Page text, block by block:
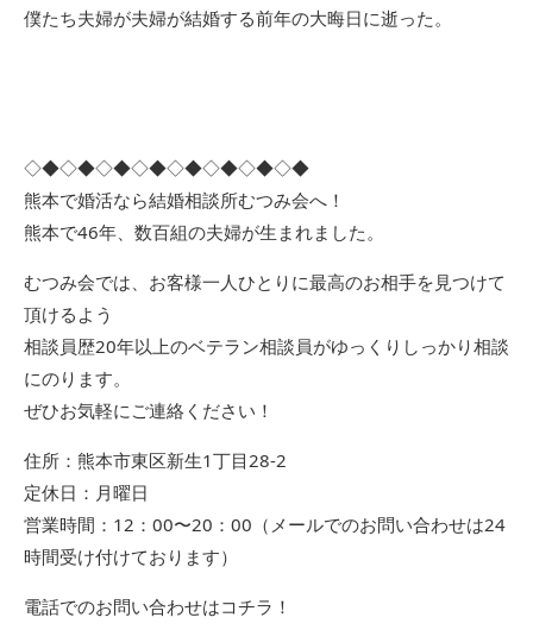
僕たち夫婦が夫婦が結婚する前年の大晦日に逝った。
◇◆◇◆◇◆◇◆◇◆◇◆◇◆◇◆
熊本で婚活なら結婚相談所むつみ会へ！
熊本で46年、数百組の夫婦が生まれました。
むつみ会では、お客様一人ひとりに最高のお相手を見つけて
頂けるよう
相談員歴20年以上のベテラン相談員がゆっくりしっかり相談
にのります。
ぜひお気軽にご連絡ください！
住所：熊本市東区新生1丁目28-2
定休日：月曜日
営業時間：12：00〜20：00（メールでのお問い合わせは24
時間受け付けております）
電話でのお問い合わせはコチラ！